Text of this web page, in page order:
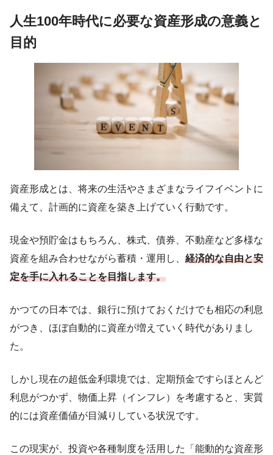
人生100年時代に必要な資産形成の意義と
目的
資産形成とは、将来の生活やさまざまなライフイベントに
備えて、計画的に資産を築き上げていく行動です。
現金や預貯金はもちろん、株式、債券、不動産など多様な
資産を組み合わせながら蓄積・運用し、 経済的な自由と安
定を手に入れることを目指します。
かつての日本では、銀行に預けておくだけでも相応の利息
がつき、ほぼ自動的に資産が増えていく時代がありまし
た。
しかし現在の超低金利環境では、定期預金ですらほとんど
利息がつかず、物価上昇（インフレ）を考慮すると、実質
的には資産価値が目減りしている状況です。
この現実が、投資や各種制度を活用した「能動的な資産形